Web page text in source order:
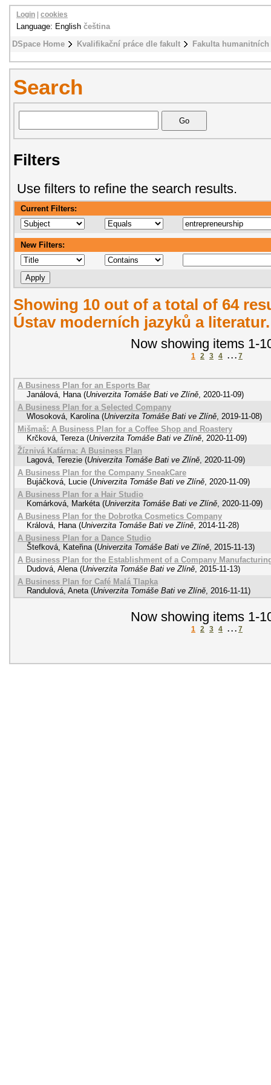
DSpace Home Kvalifikační práce dle fakult Fakulta
Login cookies
Language: English čeština
Search
Filters
Use filters to refine the search results.
Current Filters:
New Filters:
Showing 10 out of a total of 64
Ústav moderních jazyků a
Now showing items 1-
1 2 3 4 . . . 7
A Business Plan for an Esports Bar
Janálová, Hana (Univerzita Tomáše Bati ve Zlíně 2020-11-09)
A Business Plan for a Selected Company
Wlosoková, Karolína (Univerzita Tomáše Bati ve Zlíně 2019-11-08)
Mišmaš: A Business Plan for a Coffee Shop and Roastery
Krčková, Tereza (Univerzita Tomáše Bati ve Zlíně 2020-11-09)
Žíznivá Kafárna: A Business Plan
Lagová, Terezie (Univerzita Tomáše Bati ve Zlíně 2020-11-09)
A Business Plan for the Company SneakCare
Bujáčková, Lucie (Univerzita Tomáše Bati ve Zlíně 2020-11-09)
A Business Plan for a Hair Studio
Komárková, Markéta (Univerzita Tomáše Bati ve Zlíně 2020-11-09)
A Business Plan for the Dobrotka Cosmetics Company
Králová, Hana (Univerzita Tomáše Bati ve Zlíně 2014-11-28)
A Business Plan for a Dance Studio
Štefková, Kateřina (Univerzita Tomáše Bati ve Zlíně 2015-11-13)
A Business Plan for the Establishment of a Company
Dudová, Alena (Univerzita Tomáše Bati ve Zlíně 2015-11-13)
A Business Plan for Café Malá Tlapka
Randulová, Aneta (Univerzita Tomáše Bati ve Zlíně 2016-11-11)
Now showing items 1-
1 2 3 4 . . . 7